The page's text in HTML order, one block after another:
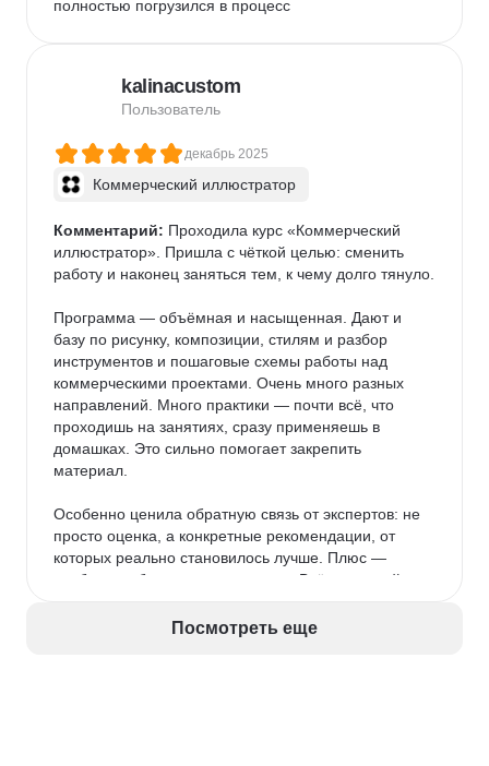
полностью погрузился в процесс
kalinacustom
Пользователь
декабрь 2025
Коммерческий иллюстратор
Комментарий: Проходила курс «Коммерческий
иллюстратор». Пришла с чёткой целью: сменить
работу и наконец заняться тем, к чему долго тянуло.
Программа — объёмная и насыщенная. Дают и
базу по рисунку, композиции, стилям и разбор
инструментов и пошаговые схемы работы над
коммерческими проектами. Очень много разных
направлений. Много практики — почти всё, что
проходишь на занятиях, сразу применяешь в
домашках. Это сильно помогает закрепить
материал.
Особенно ценила обратную связь от экспертов: не
просто оценка, а конкретные рекомендации, от
которых реально становилось лучше. Плюс —
удобное мобильное приложение. Всё под рукой:
впереди. Да и выглядит приятно — не ломает глаз.
Посмотреть еще